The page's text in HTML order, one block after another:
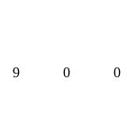
9 0 0